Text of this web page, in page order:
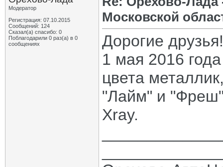
Модератор
Регистрация: 07.10.2015
Сообщений: 124
Сказал(а) спасибо: 0
Поблагодарили 0 раз(а) в 0
сообщениях
Московской
Дорогие
1 мая 2016
цвета
"Лайм" и "Фреш"
Xray.